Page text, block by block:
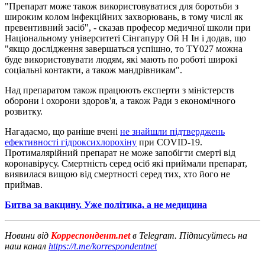
"Препарат може також використовуватися для боротьби з
широким колом інфекційних захворювань, в тому числі як
превентивний засіб", - сказав професор медичної школи при
Національному університеті Сінгапуру Ой Н Ін і додав, що
"якщо дослідження завершаться успішно, то TY027 можна
буде використовувати людям, які мають по роботі широкі
соціальні контакти, а також мандрівникам".
Над препаратом також працюють експерти з міністерств
оборони і охорони здоров'я, а також Ради з економічного
розвитку.
Нагадаємо, що раніше вчені не знайшли підтверджень
ефективності гідроксихлорохіну при COVID-19.
Протималярійний препарат не може запобігти смерті від
коронавірусу. Смертність серед осіб які приймали препарат,
виявилася вищою від смертності серед тих, хто його не
приймав.
Битва за вакцину. Уже політика, а не медицина
Новини від Корреспондент.netв Telegram. Підписуйтесь на
наш канал https://t.me/korrespondentnet